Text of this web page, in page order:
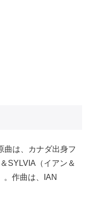
曲は、カナダ出身フ
SYLVIA（イアン＆
。作曲は、IAN